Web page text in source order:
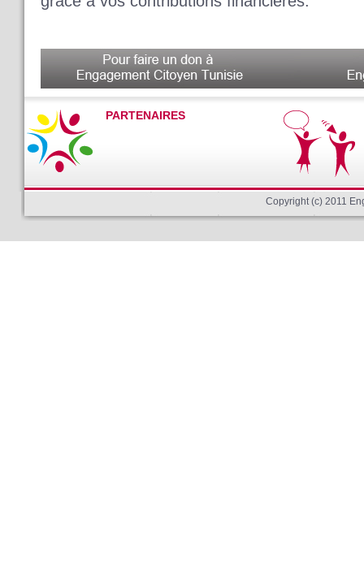
PARTENAIRES
Copyright (c) 2011